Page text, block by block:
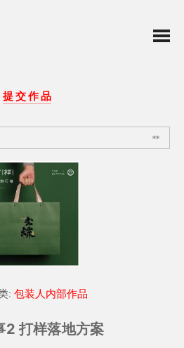
提 交 作 品
搜索
: 包装人内部作品
2 打样落地方案